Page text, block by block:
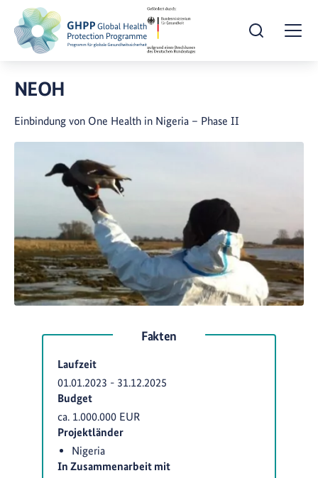
Suche öffnen
NEOH
Einbindung von One Health in Nigeria – Phase II
Fakten
Laufzeit
01.01.2023 - 31.12.2025
Budget
ca. 1.000.000 EUR
Projektländer
Nigeria
In Zusammenarbeit mit